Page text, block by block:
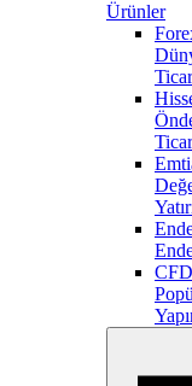
Ürünler